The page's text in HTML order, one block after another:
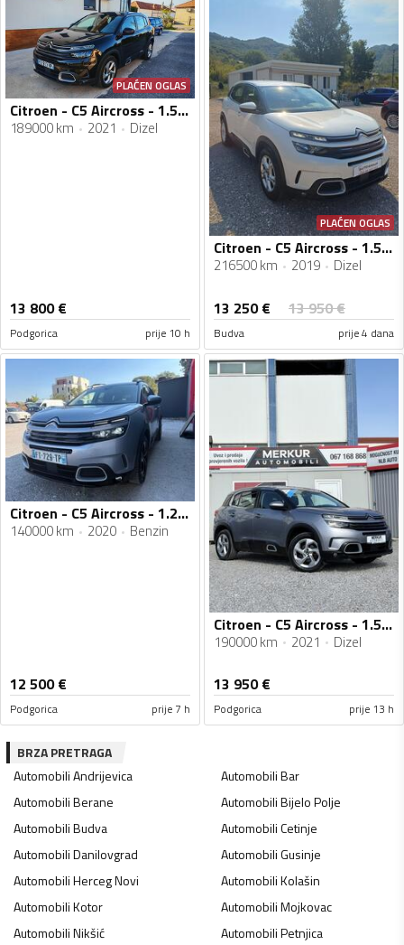
PLAĆEN OGLAS
Citroen - C5 Aircross - 1.5hdi, automatik
189000 km 2021 Dizel
13 800€
Podgorica prije 10 h
PLAĆEN OGLAS
Citroen - C5 Aircross - 1.5hdi
216500 km 2019 Dizel
13 250€ 13 950€
Budva prije 4 dana
Citroen - C5 Aircross - 1.2 SHINE
140000 km 2020 Benzin
12 500€
Podgorica prije 7 h
Citroen - C5 Aircross - 1.5 HDI
190000 km 2021 Dizel
13 950€
Podgorica prije 13 h
BRZA PRETRAGA
AutomobiliAndrijevica AutomobiliBar
AutomobiliBerane AutomobiliBijelo Polje
AutomobiliBudva AutomobiliCetinje
AutomobiliDanilovgrad AutomobiliGusinje
AutomobiliHerceg Novi AutomobiliKolašin
AutomobiliKotor AutomobiliMojkovac
AutomobiliNikšić AutomobiliPetnjica